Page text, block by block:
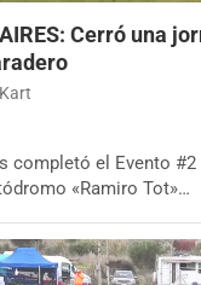
Cerró una
completó el Evento
«Ramiro Tot»…